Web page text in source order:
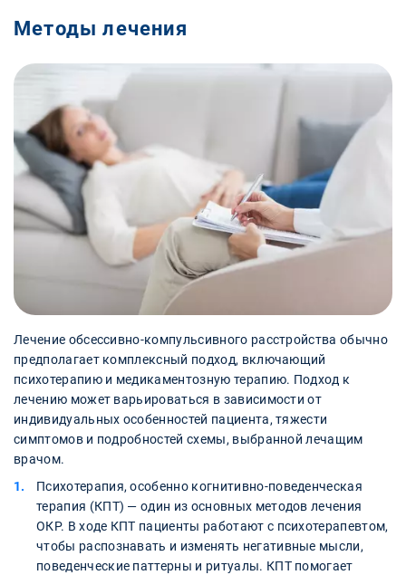
Методы лечения
Лечение обсессивно-компульсивного расстройства обычно
предполагает комплексный подход, включающий
психотерапию и медикаментозную терапию. Подход к
лечению может варьироваться в зависимости от
индивидуальных особенностей пациента, тяжести
симптомов и подробностей схемы, выбранной лечащим
врачом.
Психотерапия, особенно когнитивно-поведенческая
терапия (КПТ) — один из основных методов лечения
ОКР. В ходе КПТ пациенты работают с психотерапевтом,
чтобы распознавать и изменять негативные мысли,
поведенческие паттерны и ритуалы. КПТ помогает